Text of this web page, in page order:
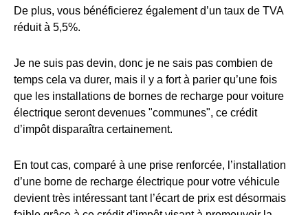
De plus, vous bénéficierez également d’un taux de TVA
réduit à 5,5%.
Je ne suis pas devin, donc je ne sais pas combien de
temps cela va durer, mais il y a fort à parier qu’une fois
que les installations de bornes de recharge pour voiture
électrique seront devenues "communes", ce crédit
d’impôt disparaîtra certainement.
En tout cas, comparé à une prise renforcée, l’installation
d’une borne de recharge électrique pour votre véhicule
devient très intéressant tant l’écart de prix est désormais